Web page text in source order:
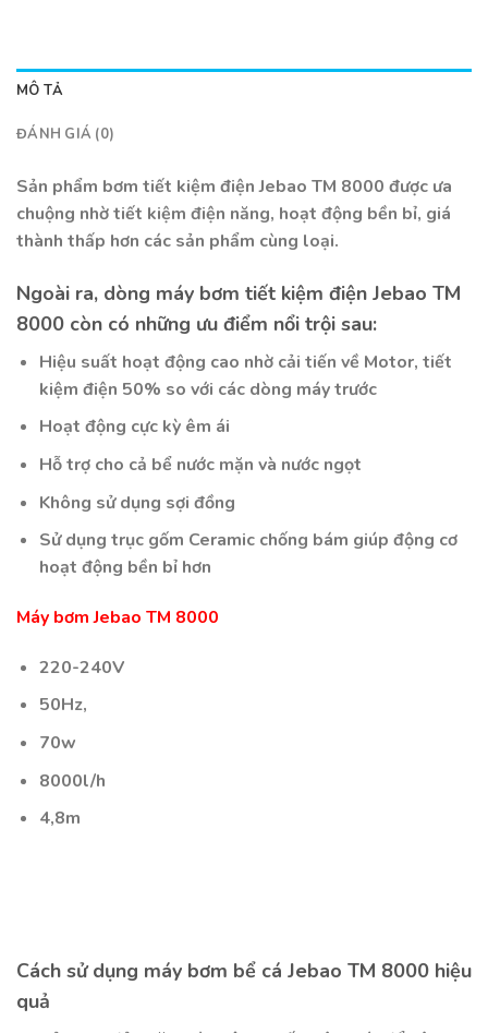
MÔ TẢ
ĐÁNH GIÁ (0)
Sản phẩm bơm tiết kiệm điện Jebao TM 8000 được ưa
chuộng nhờ tiết kiệm điện năng, hoạt động bền bỉ, giá
thành thấp hơn các sản phẩm cùng loại.
Ngoài ra, dòng máy bơm tiết kiệm điện Jebao TM
8000 còn có những ưu điểm nổi trội sau:
Hiệu suất hoạt động cao nhờ cải tiến về Motor, tiết
kiệm điện 50% so với các dòng máy trước
Hoạt động cực kỳ êm ái
Hỗ trợ cho cả bể nước mặn và nước ngọt
Không sử dụng sợi đồng
Sử dụng trục gốm Ceramic chống bám giúp động cơ
hoạt động bền bỉ hơn
Máy bơm Jebao TM 8000
220-240V
50Hz,
70w
8000l/h
4,8m
Cách sử dụng máy bơm bể cá Jebao TM 8000 hiệu
quả